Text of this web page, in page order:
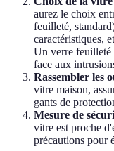
aurez le choix
feuilleté,
caractéristiques,
Un verre feuilleté
face aux
Rassembler les
vitre maison,
gants de
Mesure de
vitre est proche
précautions pour